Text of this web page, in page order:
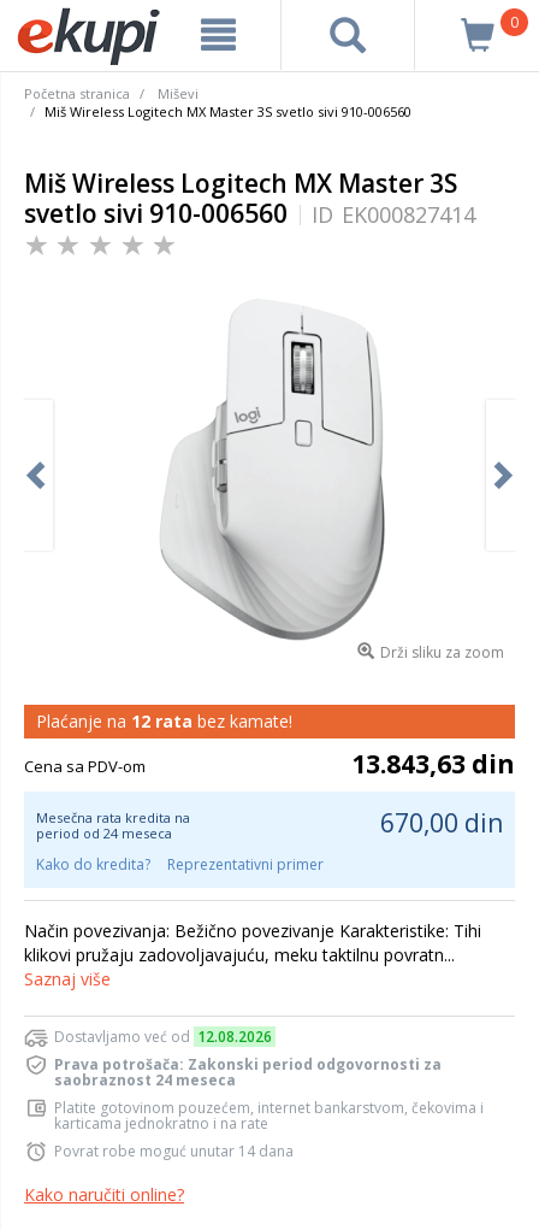
0
Početna stranica
Miševi
Miš Wireless Logitech MX Master 3S svetlo sivi 910-006560
Miš Wireless Logitech MX Master 3S
svetlo sivi 910-006560
ID EK000827414
Drži sliku za zoom
Plaćanje na 12 rata bez kamate!
Cena sa PDV-om 13.843,63 din
Mesečna rata kredita na
period od 24 meseca
670,00 din
Kako do kredita? Reprezentativni primer
Način povezivanja: Bežično povezivanje Karakteristike: Tihi
klikovi pružaju zadovoljavajuću, meku taktilnu povratn...
Saznaj više
Dostavljamo već od 12.08.2026
Prava potrošača: Zakonski period odgovornosti za
saobraznost 24 meseca
Platite gotovinom pouzećem, internet bankarstvom, čekovima i
karticama jednokratno i na rate
Povrat robe moguć unutar 14 dana
Kako naručiti online?